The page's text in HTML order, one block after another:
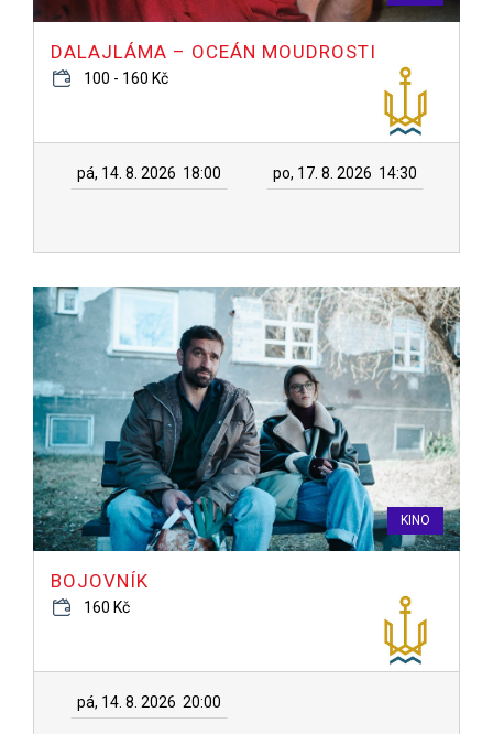
DALAJLÁMA – OCEÁN MOUDROSTI
100 - 160 Kč
pá, 14. 8. 2026 18:00 po, 17. 8. 2026 14:30
KINO
BOJOVNÍK
160 Kč
pá, 14. 8. 2026 20:00